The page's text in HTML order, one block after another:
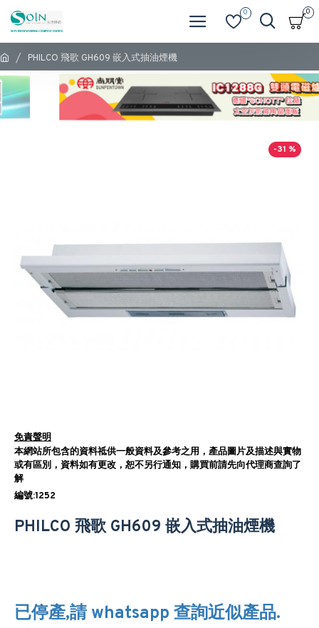
0 0
PHILCO 飛歌 GH609 嵌入式抽油煙機
-31 %
免責聲明
本網站所包含的資料祗供一般資料及參考之用，產品圖片及描述與實物
或有區別，資料如有更改，恕不另行通知，購買前請先向代理商查詢了
解
編號:1252
PHILCO 飛歌 GH609 嵌入式抽油煙機
已停產,請 whatsapp 查詢近似產品.